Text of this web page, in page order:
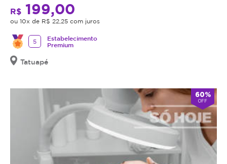
R$ 199,00
ou 10x de R$ 22,25 com juros
5
Estabelecimento
Premium
Tatuapé
60%
OFF